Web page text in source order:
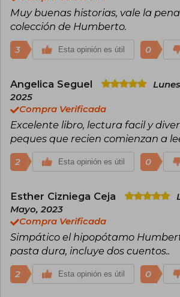
Muy buenas historias, vale la
colección de Humberto.
3 Esta opinión es útil 0
Angelica Seguel
2025
Compra Verificada
Excelente libro, lectura facil y
peques que recien comienzan a
2 Esta opinión es útil 0
Esther Cizniega Ceja
Mayo, 2023
Compra Verificada
Simpático el hipopótamo
pasta dura, incluye dos cuentos..
2 Esta opinión es útil 0